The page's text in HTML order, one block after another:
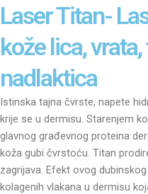
Laser Titan-
kože lica,
nadlaktica
Istinska tajna čvrste, napete
krije se u dermisu. Starenjem
glavnog građevnog proteina
koža gubi čvrstoću. Titan
zagrijava. Efekt ovog
kolagenih vlakana u dermisu